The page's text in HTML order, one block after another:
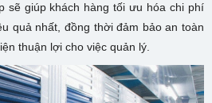
sẽ giúp khách hàng tối ưu hóa chi phí
quả nhất, đồng thời đảm bảo an toàn
thuận lợi cho việc quản lý.